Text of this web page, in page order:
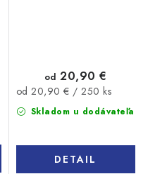
Skladom u dodávateľa
od 20,90 €
Jednotková
cena:
od 20,90 € / 250 ks
DETAIL